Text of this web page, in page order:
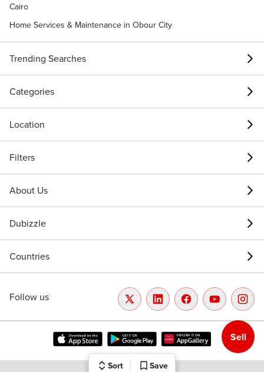
Sell
Sort Save
Cairo
Home Services & Maintenance in Obour City
Trending Searches
Categories
Location
Filters
About Us
Dubizzle
Countries
Follow us